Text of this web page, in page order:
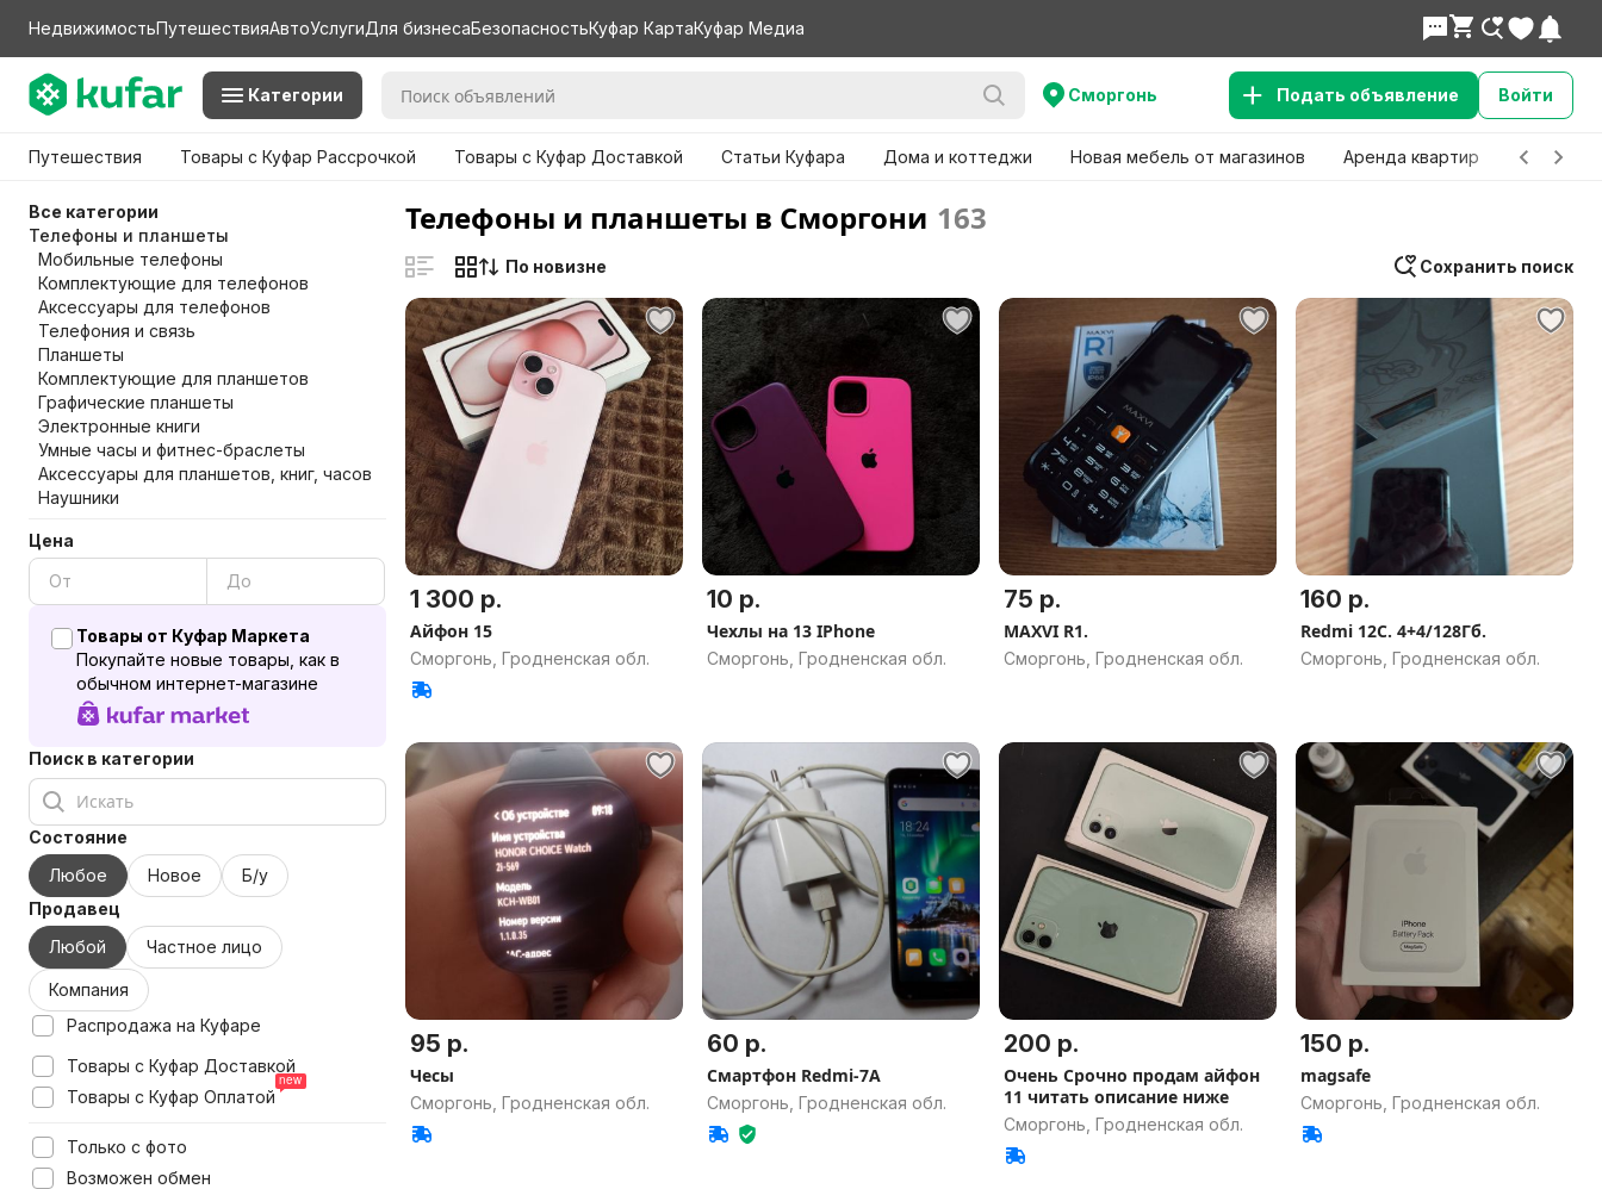
НедвижимостьПутешествияАвтоУслугиДля бизнесаБезопасностьКуфар КартаКуфар Медиа
Категории Сморгонь Подать объявление Войти
Путешествия Товары с Куфар Рассрочкой Товары с Куфар Доставкой Статьи Куфара Дома и коттеджи Новая мебель от магазинов Аренда квартир Детские
Все категории
Телефоны и планшеты
Мобильные телефоны
Комплектующие для телефонов
Аксессуары для телефонов
Телефония и связь
Планшеты
Комплектующие для планшетов
Графические планшеты
Электронные книги
Умные часы и фитнес-браслеты
Аксессуары для планшетов, книг, часов
Наушники
Цена
Товары от Куфар Маркета
Покупайте новые товары, как в
обычном интернет-магазине
Поиск в категории
Состояние
Любое
Новое
Б/у
Продавец
Любой
Частное лицо
Компания
Распродажа на Куфаре
Товары с Куфар Доставкой
Товары с Куфар Оплатой
Только с фото
Возможен обмен
Телефоны и планшеты в Сморгони 163
Сохранить поиск
По новизне
1 300 р.
Айфон 15
Сморгонь, Гродненская обл.
10 р.
Чехлы на 13 IPhone
Сморгонь, Гродненская обл.
75 р.
МAXVI R1.
Сморгонь, Гродненская обл.
160 р.
Redmi 12C. 4+4/128Гб.
Сморгонь, Гродненская обл.
95 р.
Чесы
Сморгонь, Гродненская обл.
60 р.
Смартфон Redmi-7A
Сморгонь, Гродненская обл.
200 р.
Очень Срочно продам айфон
11 читать описание ниже
Сморгонь, Гродненская обл.
150 р.
magsafe
Сморгонь, Гродненская обл.